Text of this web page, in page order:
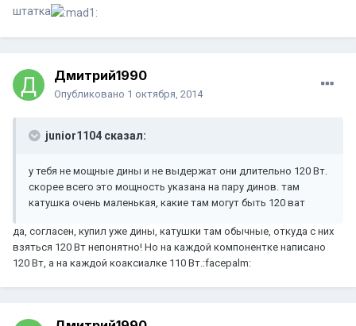
штатка
Дмитрий1990
Опубликовано 1 октября, 2014
junior1104 сказал:
у тебя не мощные дины и не выдержат они длительно 120 Вт.
скорее всего это мощность указана на пару динов. там
катушка очень маленькая, какие там могут быть 120 ват
да, согласен, купил уже дины, катушки там обычные, откуда с них
взяться 120 Вт непонятно! Но на каждой компонентке написано
120 Вт, а на каждой коаксиалке 110 Вт.:facepalm: